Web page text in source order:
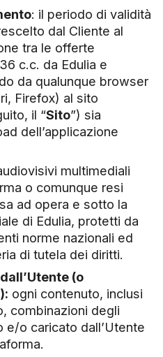
: il periodo di validità
dal Cliente al
tra le offerte
c.c. da Edulia e
da qualunque browser
Firefox) al sito
il “Sito”) sia
dell’applicazione
multimediali
o comunque resi
ad opera e sotto la
di Edulia, protetti da
norme nazionali ed
di tutela dei diritti.
(o
ogni contenuto, inclusi
combinazioni degli
o caricato dall’Utente